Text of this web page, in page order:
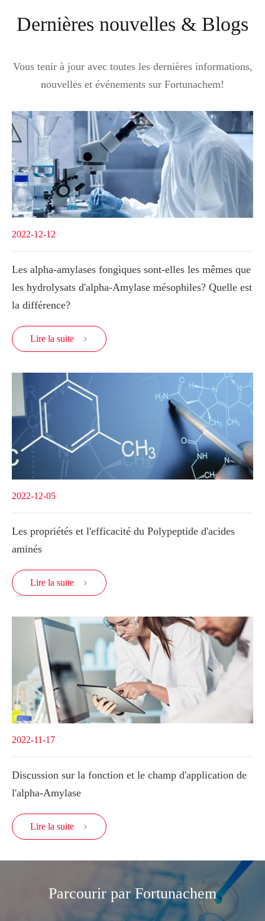
Dernières nouvelles & Blogs
Vous tenir à jour avec toutes les dernières informations,
nouvelles et événements sur Fortunachem!
2022-12-12
Les alpha-amylases fongiques sont-elles les mêmes que
les hydrolysats d'alpha-Amylase mésophiles? Quelle est
la différence?
Lire la suite 
2022-12-05
Les propriétés et l'efficacité du Polypeptide d'acides
aminés
Lire la suite 
2022-11-17
Discussion sur la fonction et le champ d'application de
l'alpha-Amylase
Lire la suite 
Parcourir par Fortunachem